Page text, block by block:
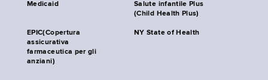
Medicaid
Salute infantile Plus
(Child Health Plus)
EPIC(Copertura
assicurativa
farmaceutica per gli
anziani)
NY State of Health